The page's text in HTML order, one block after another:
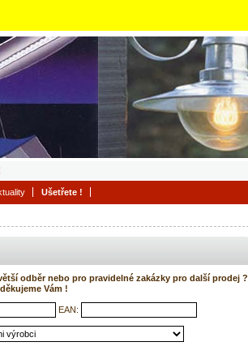
odběr nebo pro pravidelné zakázky pro další prodej ?
Vám !
EAN:
Ušetřete !